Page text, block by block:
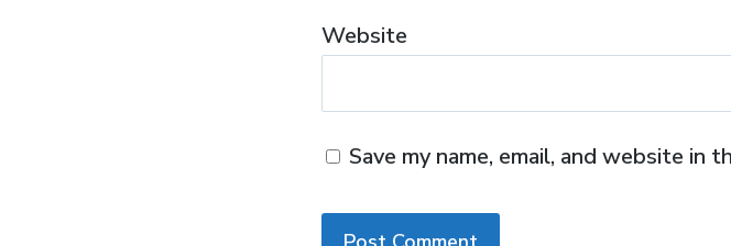
Website
Save my name, email, and website